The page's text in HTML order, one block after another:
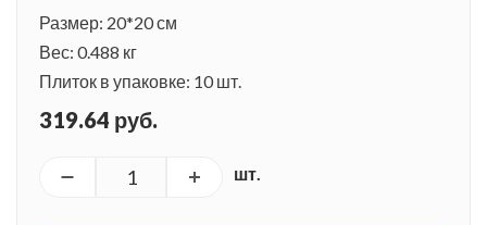
Размер: 20*20 см
Вес: 0.488 кг
Плиток в упаковке: 10 шт.
319.64 руб.
шт.